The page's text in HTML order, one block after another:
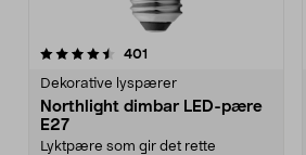
401
Dekorative lyspærer
Northlight dimbar LED-pære
E27
Lyktpære som gir det rette
4.5 av 5 stjerner